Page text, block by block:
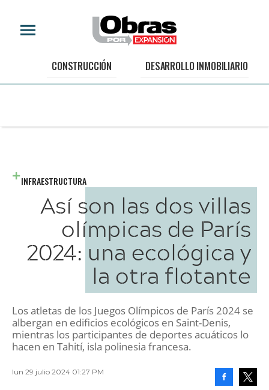
CONSTRUCCIÓN DESARROLLO INMOBILIARIO
INFRAESTRUCTURA
Así son las dos villas
olímpicas de París
2024: una ecológica y
la otra flotante
Los atletas de los Juegos Olímpicos de París 2024 se
albergan en edificios ecológicos en Saint-Denis,
mientras los participantes de deportes acuáticos lo
hacen en Tahití, isla polinesia francesa.
lun 29 julio 2024 01:27 PM